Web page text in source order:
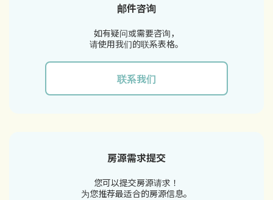
邮件咨询
如有疑问或需要咨询，
请使用我们的联系表格。
联系我们
房源需求提交
您可以提交房源请求！
为您推荐最适合的房源信息。